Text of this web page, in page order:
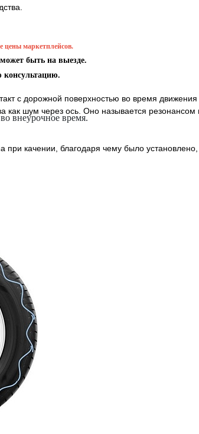
с дорожной поверхностью во время движения
как шум через ось. Оно называется резонансом
качении, благодаря чему было установлено,
цены маркетплейсов.
быть на выезде.
консультацию.
внеурочное время.